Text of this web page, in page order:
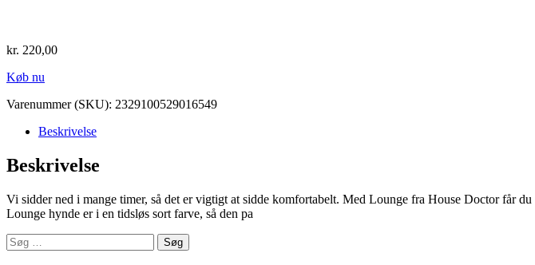
kr. 220,00
Køb nu
Varenummer (SKU): 2329100529016549
Beskrivelse
Beskrivelse
Vi sidder ned i mange timer, så det er vigtigt at sidde komfortabelt. Med Lounge fra House Doctor får
Lounge hynde er i en tidsløs sort farve, så den pa
Søg
efter: